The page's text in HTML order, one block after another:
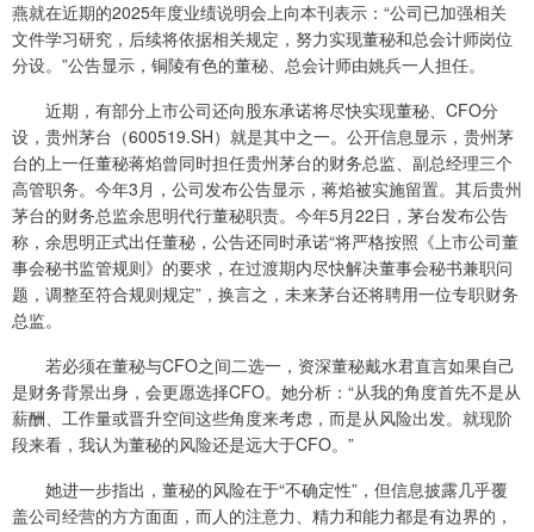
燕就在近期的2025年度业绩说明会上向本刊表示：“公司已加强相关
文件学习研究，后续将依据相关规定，努力实现董秘和总会计师岗位
分设。”公告显示，铜陵有色的董秘、总会计师由姚兵一人担任。
近期，有部分上市公司还向股东承诺将尽快实现董秘、CFO分
设，贵州茅台（600519.SH）就是其中之一。公开信息显示，贵州茅
台的上一任董秘蒋焰曾同时担任贵州茅台的财务总监、副总经理三个
高管职务。今年3月，公司发布公告显示，蒋焰被实施留置。其后贵州
茅台的财务总监余思明代行董秘职责。今年5月22日，茅台发布公告
称，余思明正式出任董秘，公告还同时承诺“将严格按照《上市公司董
事会秘书监管规则》的要求，在过渡期内尽快解决董事会秘书兼职问
题，调整至符合规则规定”，换言之，未来茅台还将聘用一位专职财务
总监。
若必须在董秘与CFO之间二选一，资深董秘戴水君直言如果自己
是财务背景出身，会更愿选择CFO。她分析：“从我的角度首先不是从
薪酬、工作量或晋升空间这些角度来考虑，而是从风险出发。就现阶
段来看，我认为董秘的风险还是远大于CFO。”
她进一步指出，董秘的风险在于“不确定性”，但信息披露几乎覆
盖公司经营的方方面面，而人的注意力、精力和能力都是有边界的，